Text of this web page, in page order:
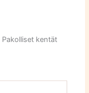
Pakolliset kentät